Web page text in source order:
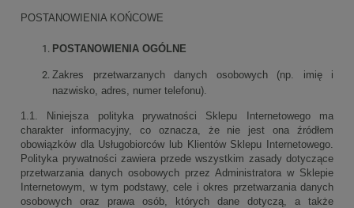
POSTANOWIENIA KOŃCOWE
POSTANOWIENIA OGÓLNE
Zakres przetwarzanych danych osobowych (np. imię i
nazwisko, adres, numer telefonu).
1.1. Niniejsza polityka prywatności Sklepu Internetowego ma
charakter informacyjny, co oznacza, że nie jest ona źródłem
obowiązków dla Usługobiorców lub Klientów Sklepu Internetowego.
Polityka prywatności zawiera przede wszystkim zasady dotyczące
przetwarzania danych osobowych przez Administratora w Sklepie
Internetowym, w tym podstawy, cele i okres przetwarzania danych
osobowych oraz prawa osób, których dane dotyczą, a także